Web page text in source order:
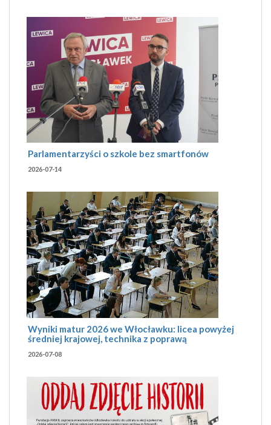
Parlamentarzyści o szkole bez smartfonów
2026-07-14
Wyniki matur 2026 we Włocławku: licea powyżej
średniej krajowej, technika z poprawą
2026-07-08